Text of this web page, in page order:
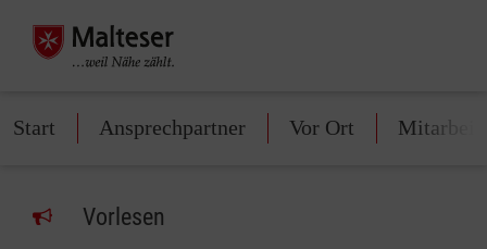
Start Ansprechpartner Vor Ort
Vorlesen